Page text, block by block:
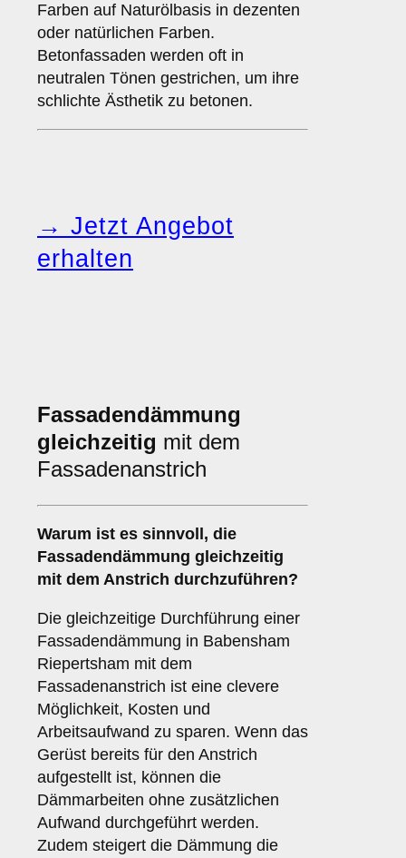
Farben auf Naturölbasis in dezenten
oder natürlichen Farben.
Betonfassaden werden oft in
neutralen Tönen gestrichen, um ihre
schlichte Ästhetik zu betonen.
→ Jetzt Angebot
erhalten
Fassadendämmung
gleichzeitig mit dem
Fassadenanstrich
Warum ist es sinnvoll, die
Fassadendämmung gleichzeitig
mit dem Anstrich durchzuführen?
Die gleichzeitige Durchführung einer
Fassadendämmung in Babensham
Riepertsham mit dem
Fassadenanstrich ist eine clevere
Möglichkeit, Kosten und
Arbeitsaufwand zu sparen. Wenn das
Gerüst bereits für den Anstrich
aufgestellt ist, können die
Dämmarbeiten ohne zusätzlichen
Aufwand durchgeführt werden.
Zudem steigert die Dämmung die